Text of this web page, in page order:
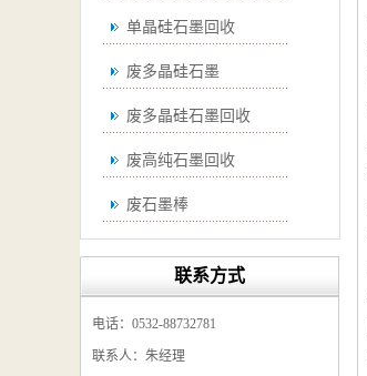
单晶硅石墨回收
废多晶硅石墨
废多晶硅石墨回收
废高纯石墨回收
废石墨棒
废石墨换热器回收
联系方式
电话：0532-88732781
联系人：朱经理